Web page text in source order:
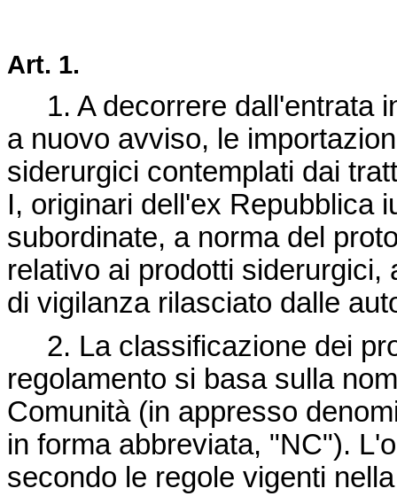
Art. 1.
1. A decorrere dall'entrata
a nuovo avviso, le
siderurgici contemplati dai
I, originari dell'ex Repubblica
subordinate, a norma del
relativo ai prodotti
di vigilanza rilasciato dalle
2. La classificazione dei
regolamento si basa sulla
Comunità (in appresso
in forma abbreviata, "NC").
secondo le regole vigenti